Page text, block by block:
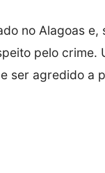
no Alagoas
pelo crime.
ser agredido a